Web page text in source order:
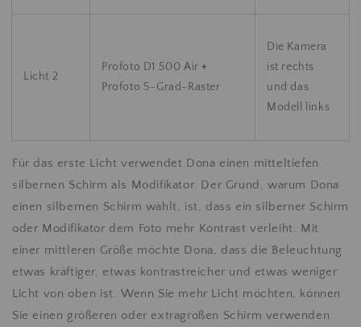
Licht 2
Profoto D1 500 Air+
Profoto 5-Grad-Raster
Die Kamera
ist rechts
und das
Modell links
Für das erste Licht verwendet Dona einen mitteltiefen
silbernen Schirm als Modifikator. Der Grund, warum Dona
einen silbernen Schirm wählt, ist, dass ein silberner Schirm
oder Modifikator dem Foto mehr Kontrast verleiht. Mit
einer mittleren Größe möchte Dona, dass die Beleuchtung
etwas kräftiger, etwas kontrastreicher und etwas weniger
Licht von oben ist. Wenn Sie mehr Licht möchten, können
Sie einen größeren oder extragroßen Schirm verwenden.